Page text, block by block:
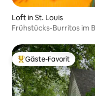
Loft in St. Louis
Frühstücks-Burritos im
Beliebter Gäste-Favorit.
Gäste-Favorit